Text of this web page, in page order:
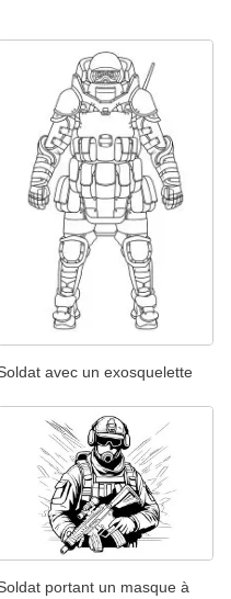
avec un exosquelette
portant un masque à